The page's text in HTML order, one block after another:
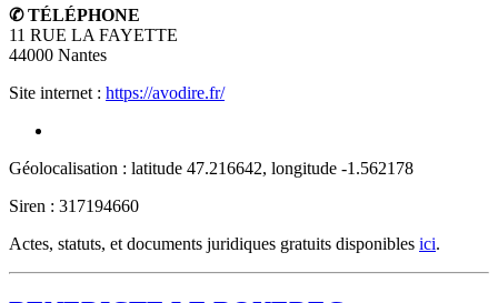
✆ TÉLÉPHONE
11 RUE LA FAYETTE
44000 Nantes
Site internet : https://avodire.fr/
Géolocalisation : latitude 47.216642, longitude -1.562178
Siren : 317194660
Actes, statuts, et documents juridiques gratuits disponibles ici.